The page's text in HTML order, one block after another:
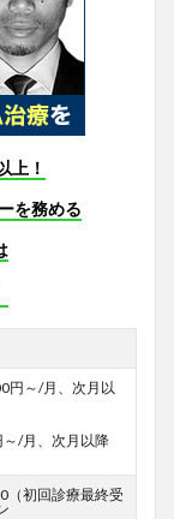
上！
を務める
～/月、次月以
/月、次月以降
初回診療最終受